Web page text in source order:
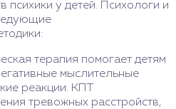
психики у детей. Психологи и
терапия помогает детям
мыслительные
реакции. КПТ
тревожных расстройств,